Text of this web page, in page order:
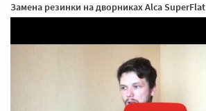
Замена резинки на дворниках Alca SuperFlat